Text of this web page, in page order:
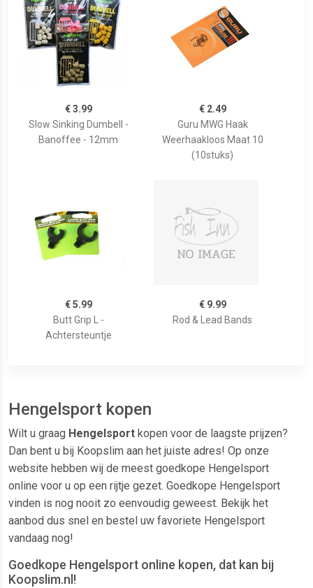
€ 3.99
Slow Sinking Dumbell -
Banoffee - 12mm
€ 2.49
Guru MWG Haak
Weerhaakloos Maat 10
(10stuks)
€ 5.99
Butt Grip L -
Achtersteuntje
€ 9.99
Rod & Lead Bands
Hengelsport kopen
Wilt u graag Hengelsport kopen voor de laagste prijzen?
Dan bent u bij Koopslim aan het juiste adres! Op onze
website hebben wij de meest goedkope Hengelsport
online voor u op een rijtje gezet. Goedkope Hengelsport
vinden is nog nooit zo eenvoudig geweest. Bekijk het
aanbod dus snel en bestel uw favoriete Hengelsport
vandaag nog!
Goedkope Hengelsport online kopen, dat kan bij
Koopslim.nl!